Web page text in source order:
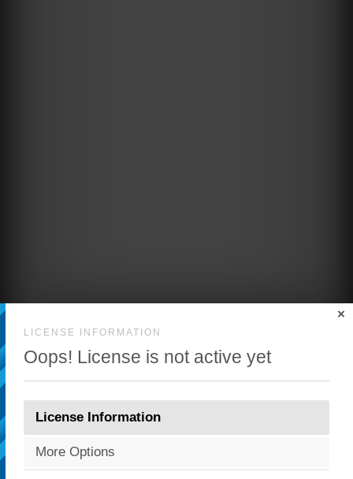
LICENSE INFORMATION
Oops! License is not active yet
×
License Information
More Options